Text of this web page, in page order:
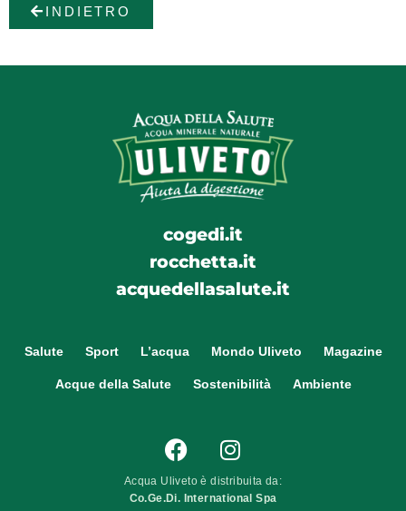
INDIETRO
cogedi.it
rocchetta.it
acquedellasalute.it
Salute Sport L’acqua Mondo Uliveto Magazine
Acque della Salute Sostenibilità Ambiente
Acqua Uliveto è distribuita da:
Co.Ge.Di. International Spa